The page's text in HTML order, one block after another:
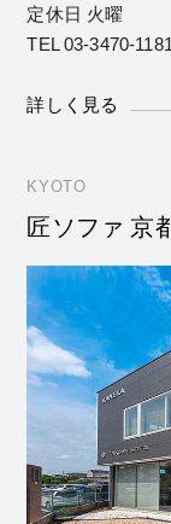
定休日 火曜
TEL 03-3470-1181
詳しく見る
KYOTO
匠ソファ 京